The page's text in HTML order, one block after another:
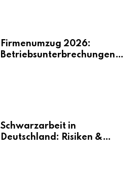
Firmenumzug 2026:
Betriebsunterbrechungen
Schwarzarbeit in
Deutschland: Risiken &